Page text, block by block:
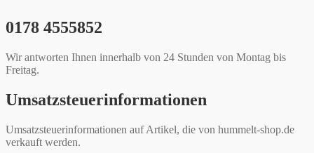
0178 4555852
Wir antworten Ihnen innerhalb von 24 Stunden von Montag bis
Freitag.
Umsatzsteuerinformationen
Umsatzsteuerinformationen auf Artikel, die von hummelt-shop.de
verkauft werden.